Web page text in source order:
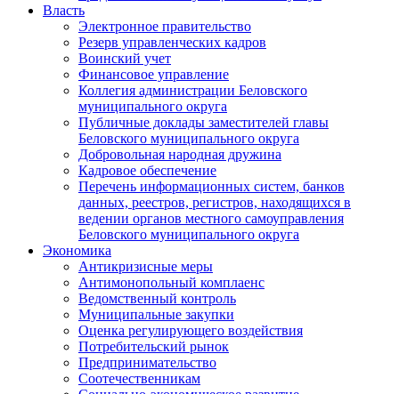
Власть
Электронное правительство
Резерв управленческих кадров
Воинский учет
Финансовое управление
Коллегия администрации Беловского
муниципального округа
Публичные доклады заместителей главы
Беловского муниципального округа
Добровольная народная дружина
Кадровое обеспечение
Перечень информационных систем, банков
данных, реестров, регистров, находящихся в
ведении органов местного самоуправления
Беловского муниципального округа
Экономика
Антикризисные меры
Антимонопольный комплаенс
Ведомственный контроль
Муниципальные закупки
Оценка регулирующего воздействия
Потребительский рынок
Предпринимательство
Соотечественникам